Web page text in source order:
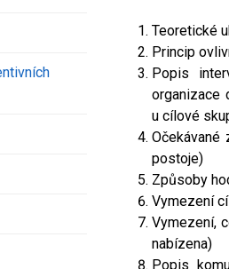
Teoretické
Princip
Popis
organizace
u cílové
Očekávané
postoje)
Způsoby
Vymezení
Vymezení,
nabízena)
Popis